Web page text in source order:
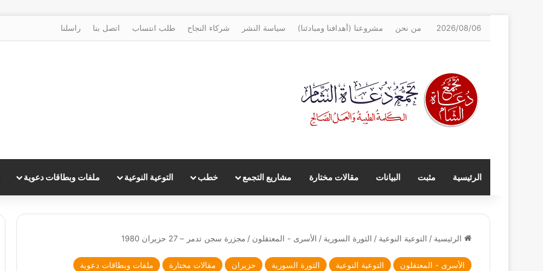
2026/08/06 من نحن مشروعنا (أهدافنا ومبادئنا) سياسة النشر شركاء النجاح طلب انتساب اتصل بنا راسلنا
الرئيسية مثبت البيانات مقالات مختارة مشاريع التجمع خطب التوعية النوعية ملفات وبطاقات دعوية
الرئيسية / التوعية النوعية / الثورة السورية / الأسرى - المعتقلون / مجزرة سجن تدمر – 27 حزيران 1980
الأسرى - المعتقلون التوعية النوعية الثورة السورية حزيران مقالات مختارة
ملفات وبطاقات دعوية